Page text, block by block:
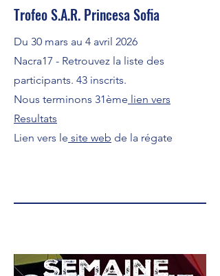
Trofeo S.A.R. Princesa Sofia
Du 30 mars au 4 avril 2026
Nacra17 - Retrouvez la liste des
participants. 43 inscrits.
Nous terminons 31ème lien vers
Resultats
Lien vers le site web de la régate